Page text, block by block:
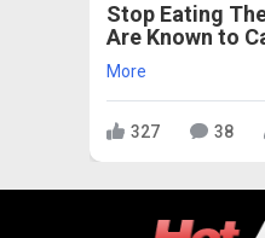
Stop Eating
Are Known to
More
327 38